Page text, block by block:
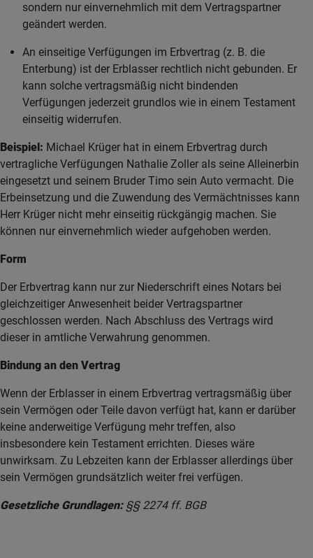
sondern nur einvernehmlich mit dem Vertragspartner
geändert werden.
An einseitige Verfügungen im Erbvertrag (z. B. die
Enterbung) ist der Erblasser rechtlich nicht gebunden. Er
kann solche vertragsmäßig nicht bindenden
Verfügungen jederzeit grundlos wie in einem Testament
einseitig widerrufen.
Beispiel: Michael Krüger hat in einem Erbvertrag durch
vertragliche Verfügungen Nathalie Zoller als seine Alleinerbin
eingesetzt und seinem Bruder Timo sein Auto vermacht. Die
Erbeinsetzung und die Zuwendung des Vermächtnisses kann
Herr Krüger nicht mehr einseitig rückgängig machen. Sie
können nur einvernehmlich wieder aufgehoben werden.
Form
Der Erbvertrag kann nur zur Niederschrift eines Notars bei
gleichzeitiger Anwesenheit beider Vertragspartner
geschlossen werden. Nach Abschluss des Vertrags wird
dieser in amtliche Verwahrung genommen.
Bindung an den Vertrag
Wenn der Erblasser in einem Erbvertrag vertragsmäßig über
sein Vermögen oder Teile davon verfügt hat, kann er darüber
keine anderweitige Verfügung mehr treffen, also
insbesondere kein Testament errichten. Dieses wäre
unwirksam. Zu Lebzeiten kann der Erblasser allerdings über
sein Vermögen grundsätzlich weiter frei verfügen.
Gesetzliche Grundlagen:§§ 2274 ff. BGB